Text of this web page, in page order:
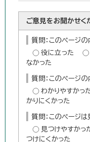
ご意見をお聞かせく
質問：このページ
役に立った
なかった
質問：このページ
わかりやすかっ
かりにくかった
質問：このページ
見つけやすかっ
つけにくかった